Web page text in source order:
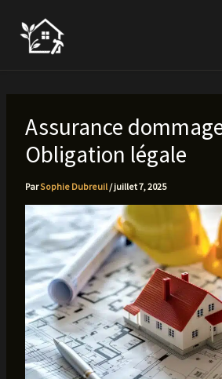
contenu
Assurance
Obligation légale
ParSophie Dubreuil /juillet 7, 2025